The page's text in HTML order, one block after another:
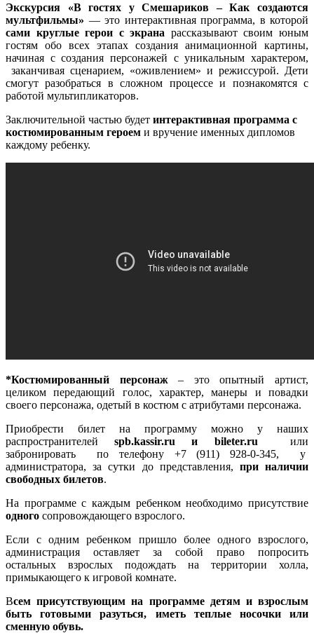
Экскурсия «В гостях у Смешариков – Как создаются
мультфильмы» — это интерактивная программа, в которой
сами круглые герои с экрана рассказывают своим юным
гостям обо всех этапах создания анимационной картины,
начиная с создания персонажей с уникальным характером,
заканчивая сценарием, «оживлением» и режиссурой. Дети
смогут разобраться в сложном процессе и познакомятся с
работой мультипликаторов.
Заключительной частью будет интерактивная программа с
костюмированным героем и вручение именных дипломов
каждому ребенку.
*Костюмированный персонаж– это опытный артист,
целиком передающий голос, характер, манеры и повадки
своего персонажа, одетый в костюм с атрибутами персонажа.
Приобрести билет на программу можно у наших
распространителейspb.kassir.ru и bileter.ru
или
забронировать по телефону +7 (911) 928-0-345, у
администратора, за сутки до представления, при наличии
свободных билетов.
На программе с каждым ребенком необходимо присутствие
одного сопровождающего взрослого.
Если с одним ребенком пришло более одного взрослого,
администрация оставляет за собой право попросить
остальных взрослых подождать на территории холла,
примыкающего к игровой комнате.
Всем присутствующим на программе детям и взрослым
быть готовыми разуться, иметь теплые носочки или
сменную обувь.